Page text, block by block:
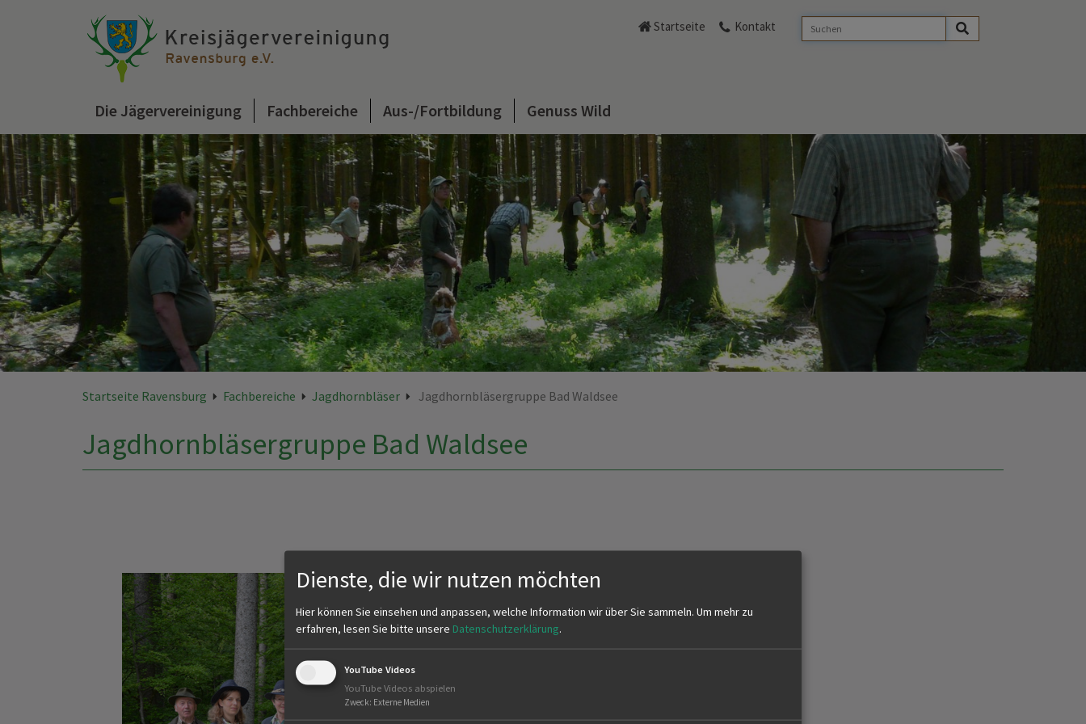
Startseite Kontakt
Die Jägervereinigung Fachbereiche Aus-/Fortbildung Genuss Wild
Startseite Ravensburg Fachbereiche Jagdhornbläser Jagdhornbläsergruppe Bad Waldsee
Jagdhornbläsergruppe Bad Waldsee
Dienste, die wir nutzen möchten
Hier können Sie einsehen und anpassen, welche Information wir über Sie sammeln. Um mehr zu
erfahren, lesen Sie bitte unsere Datenschutzerklärung.
YouTube Videos
YouTube Videos abspielen
Zweck: Externe Medien